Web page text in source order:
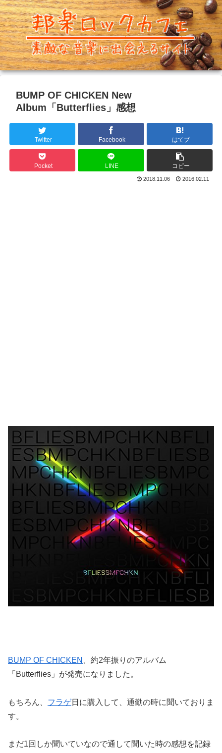
BUMP OF CHICKEN New
Album「Butterflies」感想
Twitter Facebook はてブ
Pocket LINE コピー
2018.11.06 2016.02.11
BUMP OF CHICKEN
、約2年振りのアルバム
「Butterflies」が発売になりました。
もちろん、 フラゲ日に購入して、通勤の時に聞いておりま
す。
まだ1回しか聞いていなので通して聞いた時の感想を記録